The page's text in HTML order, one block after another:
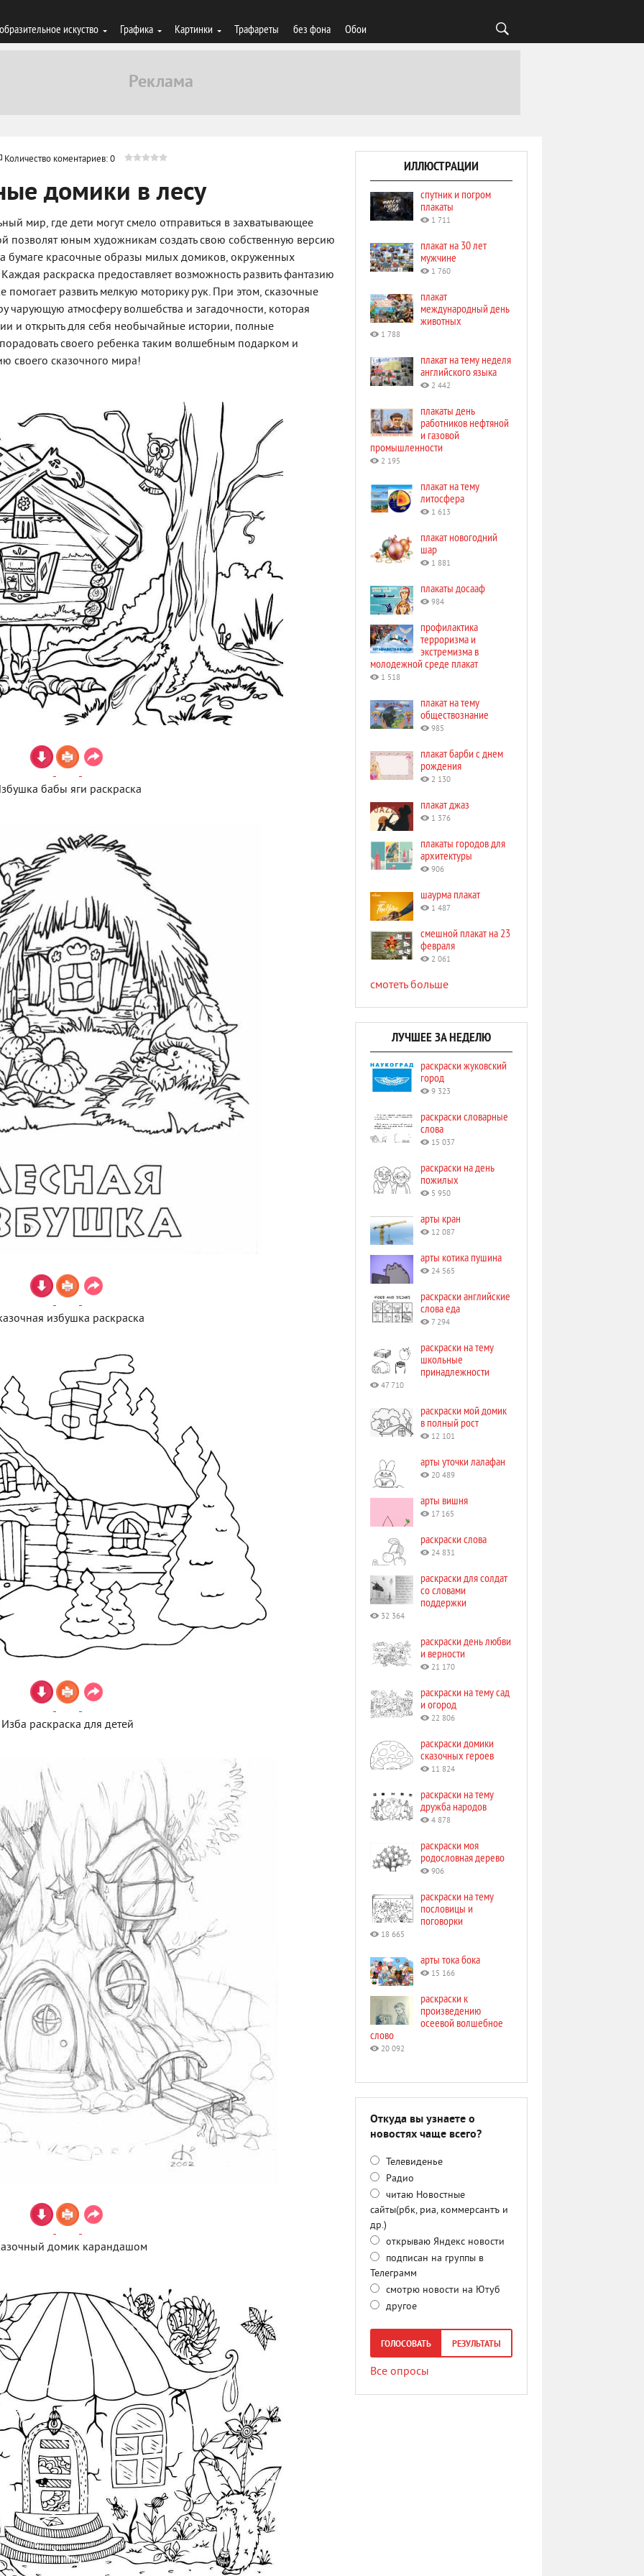
искуство Графика Картинки Трафареты без фона Обои
Количество коментариев: 0
домики в лесу
мир, где дети могут смело отправиться в захватывающее
позволят юным художникам создать свою собственную версию
бумаге красочные образы милых домиков, окруженных
раскраска предоставляет возможность развить фантазию
развить мелкую моторику рук. При этом, сказочные
чарующую атмосферу волшебства и загадочности, которая
и открыть для себя необычайные истории, полные
своего ребенка таким волшебным подарком и
своего сказочного мира!
бабы яги раскраска
избушка раскраска
Изба раскраска для детей
домик карандашом
ИЛЛЮСТРАЦИИ
спутник и погром
плакаты
1 711
плакат на 30 лет
мужчине
1 760
плакат
международный день
животных
1 788
плакат на тему неделя
английского языка
2 442
плакаты день
работников нефтяной
и газовой
промышленности
2 195
плакат на тему
литосфера
1 613
плакат новогодний
шар
1 881
плакаты досааф
984
профилактика
терроризма и
экстремизма в
молодежной среде плакат
1 518
плакат на тему
обществознание
985
плакат барби с днем
рождения
2 130
плакат джаз
1 376
плакаты городов для
архитектуры
906
шаурма плакат
1 487
смешной плакат на 23
февраля
2 061
смотеть больше
ЛУЧШЕЕ ЗА НЕДЕЛЮ
раскраски жуковский
город
9 323
раскраски словарные
слова
15 037
раскраски на день
пожилых
5 950
арты кран
12 087
арты котика пушина
24 565
раскраски английские
слова еда
7 294
раскраски на тему
школьные
принадлежности
47 710
раскраски мой домик
в полный рост
12 101
арты уточки лалафан
20 489
арты вишня
17 165
раскраски слова
24 831
раскраски для солдат
со словами
поддержки
32 364
раскраски день любви
и верности
21 170
раскраски на тему сад
и огород
22 806
раскраски домики
сказочных героев
11 824
раскраски на тему
дружба народов
4 878
раскраски моя
родословная дерево
906
раскраски на тему
пословицы и
поговорки
18 665
арты тока бока
15 166
раскраски к
произведению
осеевой волшебное
слово
20 092
Откуда вы узнаете о
новостях чаще всего?
Телевиденье
Радио
читаю Новостные
сайты(рбк, риа, коммерсантъ и
др.)
открываю Яндекс новости
подписан на группы в
Телеграмм
смотрю новости на Ютуб
другое
ГОЛОСОВАТЬ РЕЗУЛЬТАТЫ
Все опросы